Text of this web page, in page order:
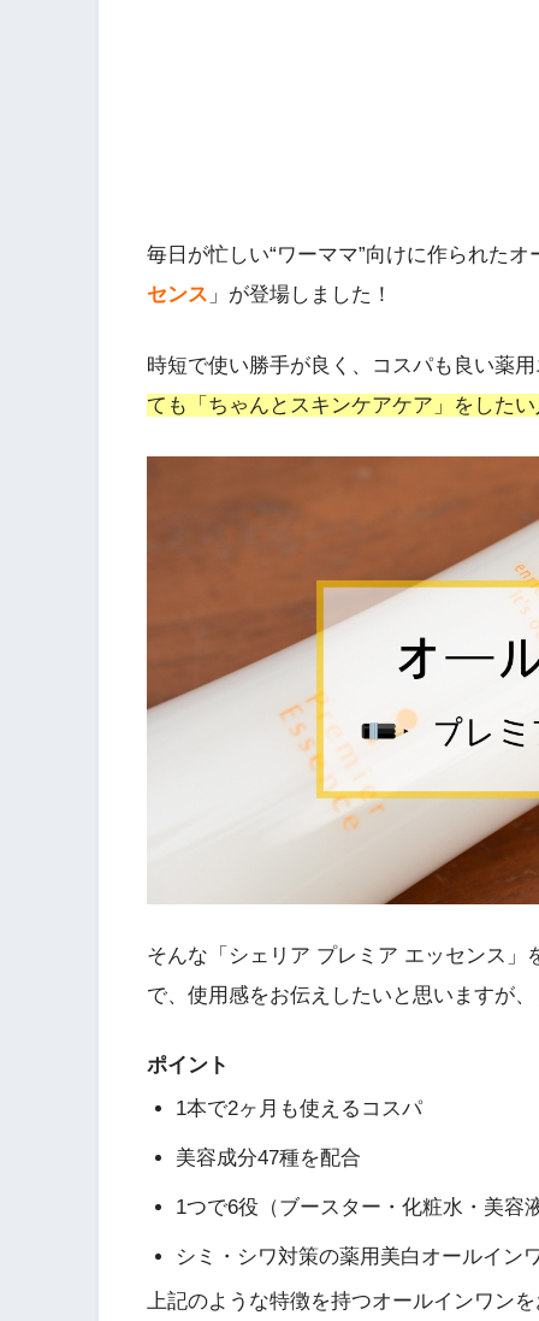
毎日が忙しい“ワーママ”向けに作られた
センス 」が登場しました！
時短で使い勝手が良く、コスパも良い薬
ても「ちゃんとスキンケアケア」をした
そんな「シェリア プレミア エッセンス
で、使用感をお伝えしたいと思いますが
ポイント
1本で2ヶ月も使えるコスパ
美容成分47種を配合
1つで6役（ブースター・化粧水・美容
シミ・シワ対策の薬用美白オールイン
上記のような特徴を持つオールインワン